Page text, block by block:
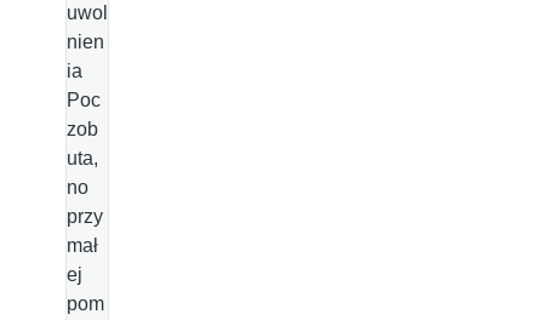
uwol
nien
ia
Poc
zob
uta,
no
przy
mał
ej
pom